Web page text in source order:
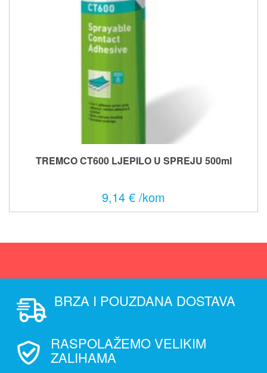
TREMCO CT600 LJEPILO U SPREJU 500ml
9,14 € /kom
BRZA I POUZDANA DOSTAVA
RASPOLAŽEMO VELIKIM
ZALIHAMA